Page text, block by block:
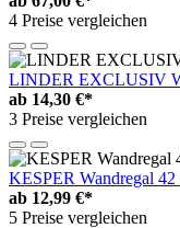
4 Preise vergleichen
LINDER EXCLUSIV
ab 14,30 €*
3 Preise vergleichen
KESPER Wandregal
ab 12,99 €*
5 Preise vergleichen